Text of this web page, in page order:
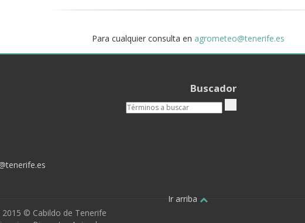
Para cualquier consulta en agrometeo@tenerife.es
Buscador
Ir arriba
© Cabildo de Tenerife